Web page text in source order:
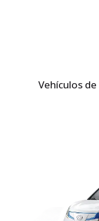
Vehículos